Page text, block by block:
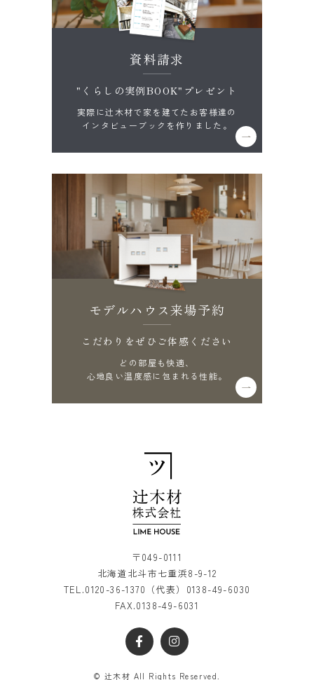
資料請求
"くらしの実例BOOK"プレゼント
実際に辻木材で家を建てたお客様達の
インタビューブックを作りました。
モデルハウス来場予約
こだわりをぜひご体感ください
どの部屋も快適、
心地良い温度感に包まれる性能。
〒049-0111
北海道北斗市七重浜8-9-12
TEL.0120-36-1370 （代表） 0138-49-6030
FAX.0138-49-6031
© 辻木材 All Rights Reserved.